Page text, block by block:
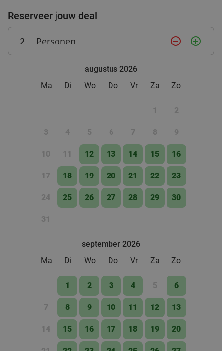
Terneuzen
Regulier ,50
€2
Reserveer jouw deal
2 Personen remove_circle_outline add_circle_outline
augustus 2026
Ma
Di Wo Do Vr Za Zo
1 2
3 4 5 6 7 8 9
10 11 12 13 14 15 16
17 18 19 20 21 22 23
24 25 26 27 28 29 30
31
september 2026
Ma
Di Wo Do Vr Za Zo
1 2 3 4 5 6
7 8 9 10 11 12 13
14 15 16 17 18 19 20